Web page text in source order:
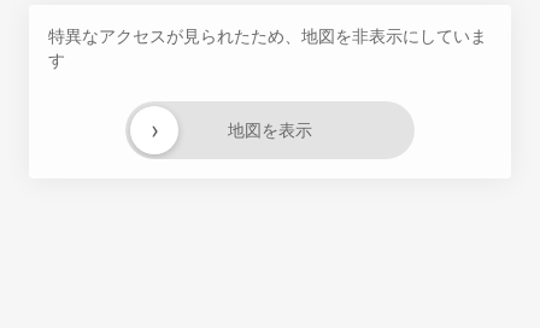
特異なアクセスが見られたため、地図を非表示にしていま
す
地図を表示
›